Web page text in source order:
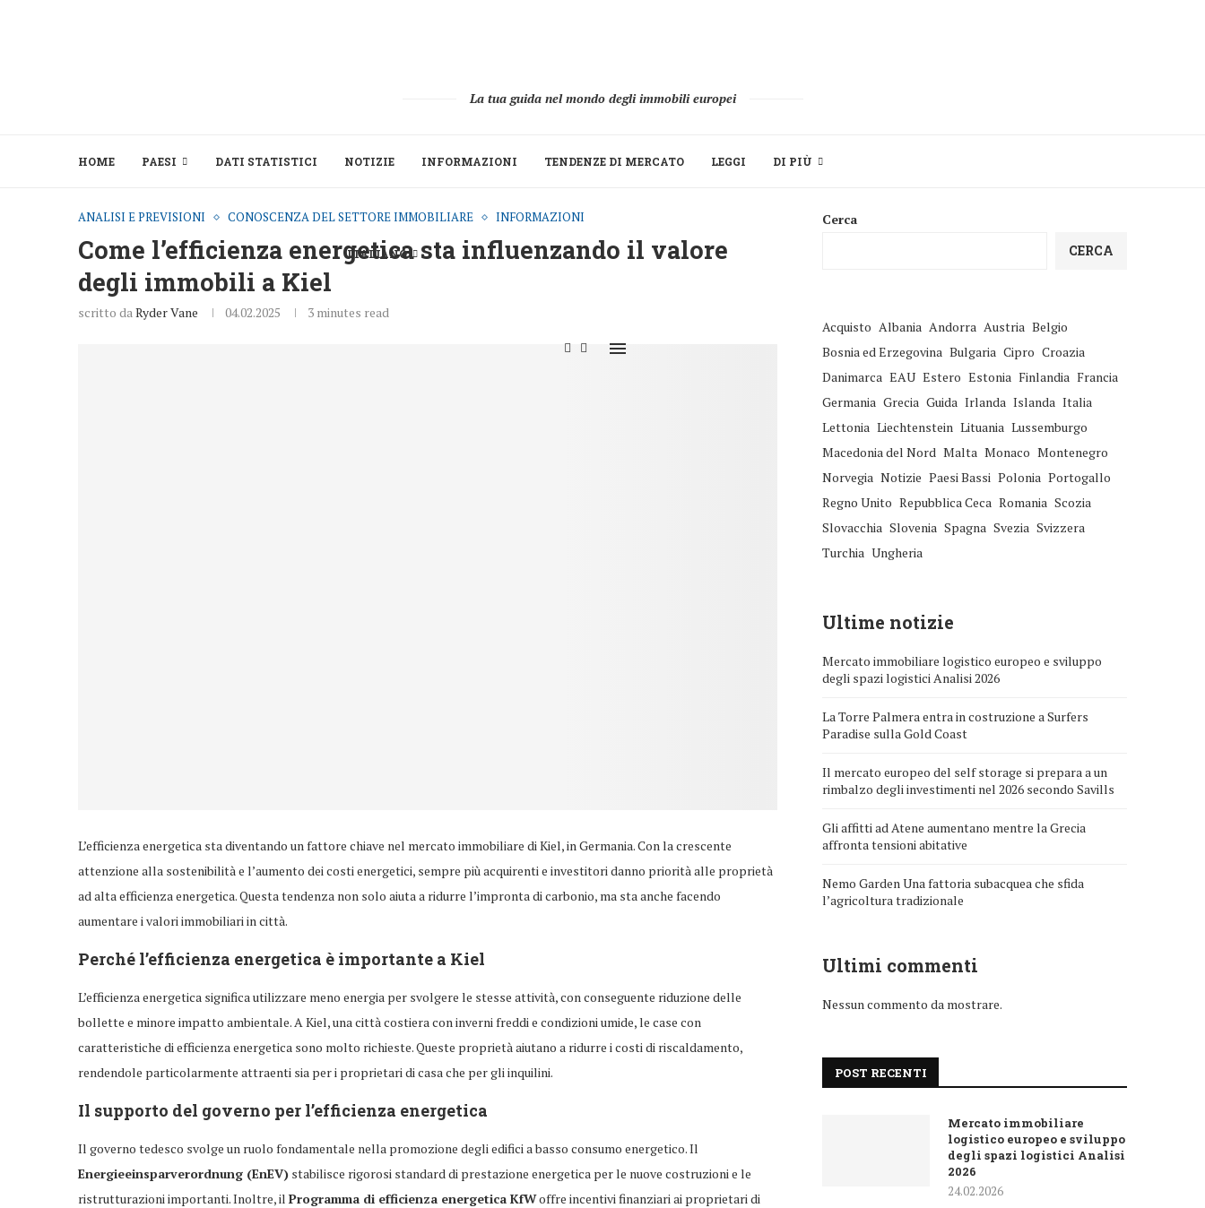
La tua guida nel mondo degli immobili europei
HOME PAESI DATI STATISTICI NOTIZIE INFORMAZIONI TENDENZE DI MERCATO LEGGI DI PIÙ
ITALIANO
ANALISI E PREVISIONI CONOSCENZA DEL SETTORE IMMOBILIARE INFORMAZIONI
Come l’efficienza energetica sta influenzando il valore
degli immobili a Kiel
scritto daRyder Vane 04.02.2025 3 minutes read
L’efficienza energetica sta diventando un fattore chiave nel mercato immobiliare di Kiel, in Germania. Con la crescente
attenzione alla sostenibilità e l’aumento dei costi energetici, sempre più acquirenti e investitori danno priorità alle proprietà
ad alta efficienza energetica. Questa tendenza non solo aiuta a ridurre l’impronta di carbonio, ma sta anche facendo
aumentare i valori immobiliari in città.
Perché l’efficienza energetica è importante a Kiel
L’efficienza energetica significa utilizzare meno energia per svolgere le stesse attività, con conseguente riduzione delle
bollette e minore impatto ambientale. A Kiel, una città costiera con inverni freddi e condizioni umide, le case con
caratteristiche di efficienza energetica sono molto richieste. Queste proprietà aiutano a ridurre i costi di riscaldamento,
rendendole particolarmente attraenti sia per i proprietari di casa che per gli inquilini.
Il supporto del governo per l’efficienza energetica
Il governo tedesco svolge un ruolo fondamentale nella promozione degli edifici a basso consumo energetico. Il
Energieeinsparverordnung (EnEV) stabilisce rigorosi standard di prestazione energetica per le nuove costruzioni e le
ristrutturazioni importanti. Inoltre, il Programma di efficienza energetica KfWoffre incentivi finanziari ai proprietari di
Cerca
CERCA
Acquisto Albania Andorra Austria Belgio
Bosnia ed Erzegovina Bulgaria Cipro Croazia
Danimarca EAU Estero Estonia Finlandia Francia
Germania Grecia Guida Irlanda Islanda Italia
Lettonia Liechtenstein Lituania Lussemburgo
Macedonia del Nord Malta Monaco Montenegro
Norvegia Notizie Paesi Bassi Polonia Portogallo
Regno Unito Repubblica Ceca Romania Scozia
Slovacchia Slovenia Spagna Svezia Svizzera
Turchia Ungheria
Ultime notizie
Mercato immobiliare logistico europeo e sviluppo
degli spazi logistici Analisi 2026
La Torre Palmera entra in costruzione a Surfers
Paradise sulla Gold Coast
Il mercato europeo del self storage si prepara a un
rimbalzo degli investimenti nel 2026 secondo Savills
Gli affitti ad Atene aumentano mentre la Grecia
affronta tensioni abitative
Nemo Garden Una fattoria subacquea che sfida
l’agricoltura tradizionale
Ultimi commenti
Nessun commento da mostrare.
POST RECENTI
Mercato immobiliare
logistico europeo e sviluppo
degli spazi logistici Analisi
2026
24.02.2026